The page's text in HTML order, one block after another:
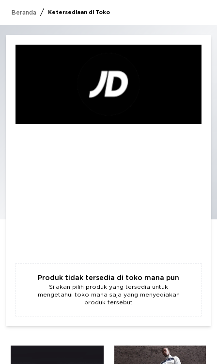
Beranda / Ketersediaan di Toko
Produk tidak tersedia di toko mana pun
Silakan pilih produk yang tersedia untuk
mengetahui toko mana saja yang menyediakan
produk tersebut